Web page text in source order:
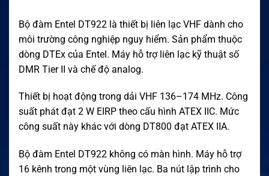
Bộ đàm Entel DT922 là thiết bị liên lạc VHF dành cho
môi trường công nghiệp nguy hiểm. Sản phẩm thuộc
dòng DTEx của Entel. Máy hỗ trợ liên lạc kỹ thuật số
DMR Tier II và chế độ analog.
Thiết bị hoạt động trong dải VHF 136–174 MHz. Công
suất phát đạt 2 W EIRP theo cấu hình ATEX IIC. Mức
công suất này khác với dòng DT800 đạt ATEX IIA.
Bộ đàm Entel DT922 không có màn hình. Máy hỗ trợ
16 kênh trong một vùng liên lạc. Ba nút lập trình cho